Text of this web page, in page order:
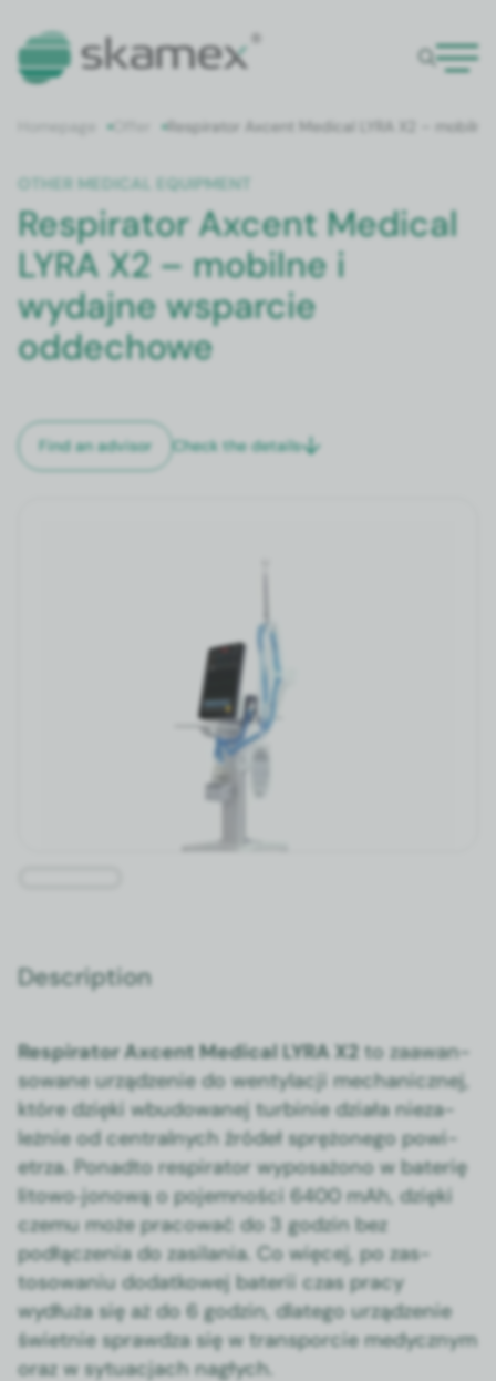
Offer Res­pi­ra­tor Axcent Med­ical LYRA X2 –
OTH­ER MED­ICAL EQUIP­MENT
Respirator Axcent Medical
LYRA X2 – mobilne i
wydajne wsparcie
oddechowe
Find an advi­sor Check the details
Description
Res­pi­ra­tor Axcent Med­ical LYRA X2 to zaawan­
sowane urządze­nie do wenty­lacji mechan­icznej,
które dzię­ki wbu­dowanej turbinie dzi­ała nieza­
leżnie od cen­tral­nych źródeł sprężonego powi­
etrza. Pon­ad­to res­pi­ra­tor wyposażono w bater­ię
litowo‑jonową o pojem­noś­ci 6400 mAh, dzię­ki
czemu może pra­cow­ać do 3 godzin bez
podłączenia do zasi­la­nia. Co więcej, po zas­
tosowa­niu dodatkowej baterii czas pra­cy
wydłuża się aż do 6 godzin, dlat­ego urządze­nie
świet­nie sprawdza się w trans­porcie medy­cznym
oraz w sytu­ac­jach nagłych.